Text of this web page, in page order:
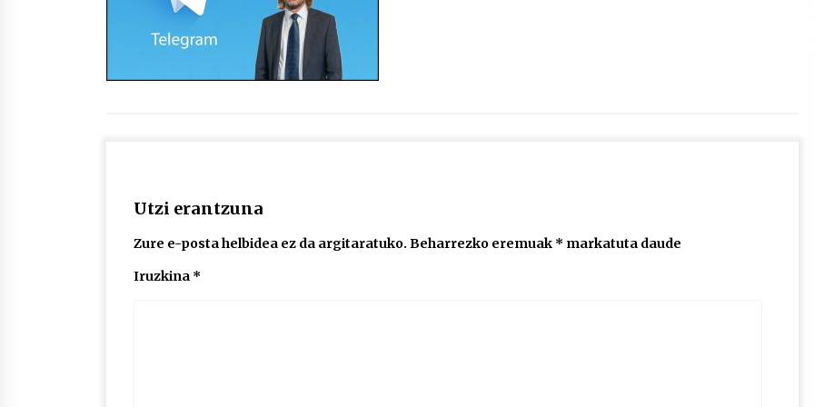
protagonista
2026/07/16
POTTO: San Pedro jaietako bertso-
saioa
Utzi erantzuna
Zure e-posta helbidea ez da argitaratuko. Beharrezko eremuak * markatuta daude
Iruzkina *